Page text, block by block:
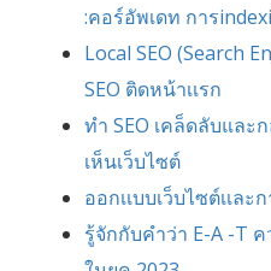
:คอร์อัพเดท การ
Local SEO (Search
SEO ติดหน้าเเรก
ทำ SEO เคล็ดลับและ
เห็นเว็บไซต์
ออกเเบบเว็บไซต์เเละ
รู้จักกับคำว่า E-A -T